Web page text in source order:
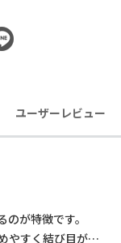
ユーザーレビュー
が特徴です。
やすく結び目が解